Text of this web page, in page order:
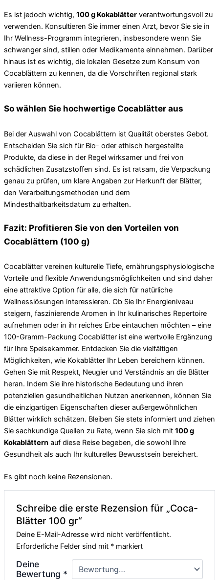
Es ist jedoch wichtig, 100 g Kokablätter verantwortungsvoll zu
verwenden. Konsultieren Sie immer einen Arzt, bevor Sie sie in
Ihr Wellness-Programm integrieren, insbesondere wenn Sie
schwanger sind, stillen oder Medikamente einnehmen. Darüber
hinaus ist es wichtig, die lokalen Gesetze zum Konsum von
Cocablättern zu kennen, da die Vorschriften regional stark
variieren können.
So wählen Sie hochwertige Cocablätter aus
Bei der Auswahl von Cocablättern ist Qualität oberstes Gebot.
Entscheiden Sie sich für Bio- oder ethisch hergestellte
Produkte, da diese in der Regel wirksamer und frei von
schädlichen Zusatzstoffen sind. Es ist ratsam, die Verpackung
genau zu prüfen, um klare Angaben zur Herkunft der Blätter,
den Verarbeitungsmethoden und dem
Mindesthaltbarkeitsdatum zu erhalten.
Fazit: Profitieren Sie von den Vorteilen von
Cocablättern (100 g)
Cocablätter vereinen kulturelle Tiefe, ernährungsphysiologische
Vorteile und flexible Anwendungsmöglichkeiten und sind daher
eine attraktive Option für alle, die sich für natürliche
Wellnesslösungen interessieren. Ob Sie Ihr Energieniveau
steigern, faszinierende Aromen in Ihr kulinarisches Repertoire
aufnehmen oder in ihr reiches Erbe eintauchen möchten – eine
100-Gramm-Packung Cocablätter ist eine wertvolle Ergänzung
für Ihre Speisekammer. Entdecken Sie die vielfältigen
Möglichkeiten, wie Kokablätter Ihr Leben bereichern können.
Gehen Sie mit Respekt, Neugier und Verständnis an die Blätter
heran. Indem Sie ihre historische Bedeutung und ihren
potenziellen gesundheitlichen Nutzen anerkennen, können Sie
die einzigartigen Eigenschaften dieser außergewöhnlichen
Blätter wirklich schätzen. Bleiben Sie stets informiert und ziehen
Sie sachkundige Quellen zu Rate, wenn Sie sich mit 100 g
Kokablättern auf diese Reise begeben, die sowohl Ihre
Gesundheit als auch Ihr kulturelles Bewusstsein bereichert.
Es gibt noch keine Rezensionen.
Schreibe die erste Rezension für „Coca-
Blätter 100 gr“
Deine E-Mail-Adresse wird nicht veröffentlicht.
Erforderliche Felder sind mit * markiert
Deine
Bewertung *